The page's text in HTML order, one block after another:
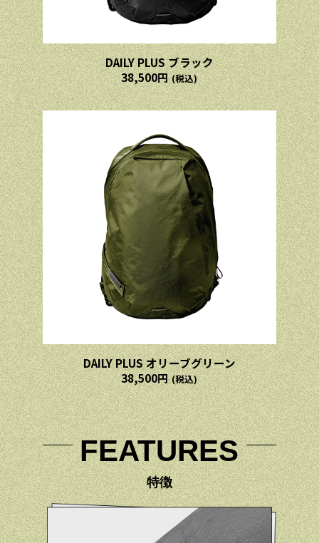
DAILY PLUS ブラック
38,500円(税込)
DAILY PLUS オリーブグリーン
38,500円(税込)
FEATURES
特徴